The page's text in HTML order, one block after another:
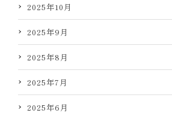
2025年10月
2025年9月
2025年8月
2025年7月
2025年6月